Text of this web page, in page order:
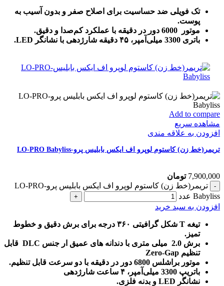
تک فویلی ضد حساسیت برای اصلاح صفر و بدون آسیب به
پوست.
موتور 6000 دور در دقیقه با عملکرد کم‌صدا و دقیق.
باتری 3300 میلی‌آمپر، ۴۵ دقیقه شارژدهی با نشانگر LED.
Add to compare
مشاهده سریع
افزودن به علاقه مندی
تریمر(خط زن) کاستوم لوپرو اف ایکس بابلیس پرو-LO-PRO Babyliss
7,900,000 تومان
تریمر(خط زن) کاستوم لوپرو اف ایکس بابلیس پرو-LO-PRO
Babyliss عدد
افزودن به سبد خرید
تیغه T شکل گرافیتی ۳۶۰ درجه برای برش دقیق و خطوط
تمیز.
برش 2.0 میلی متری با دندانه های عمیق ار جنس DLC قابل
تنظیم Zero-Gap
موتور براشلس 6800 دور در دقیقه با دو سرعت قابل تنظیم.
باتریپ 3300 میلی‌آمپر، ۴ ساعت شارژدهی
نشانگر LED و بدنه فلزی.